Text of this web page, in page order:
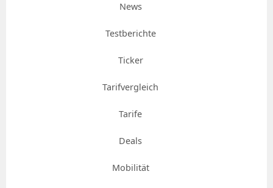
News
Testberichte
Ticker
Tarifvergleich
Tarife
Deals
Mobilität